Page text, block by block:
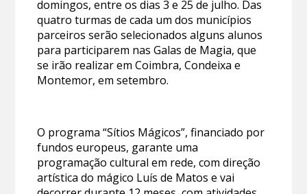
domingos, entre os dias 3 e 25 de julho. Das
quatro turmas de cada um dos municípios
parceiros serão selecionados alguns alunos
para participarem nas Galas de Magia, que
se irão realizar em Coimbra, Condeixa e
Montemor, em setembro.
O programa “Sítios Mágicos”, financiado por
fundos europeus, garante uma
programação cultural em rede, com direção
artística do mágico Luís de Matos e vai